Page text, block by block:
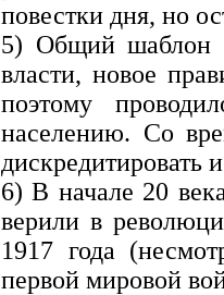
повестки дня, но
5) Общий шаблон
власти, новое
поэтому
населению. Со
дискредитировать
6) В начале 20
верили в
1917 года
первой мировой